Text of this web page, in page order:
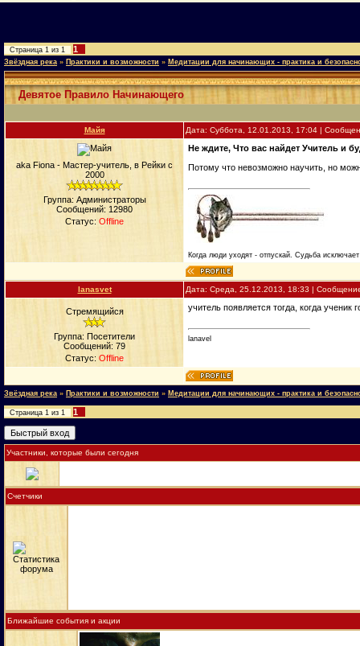
Страница 1 из 1 1
Звёздная река » Практики и возможности » Медитации для начинающих - практика и
Девятое Правило Начинающего
Майя Дата: Суббота, 12.01.2013, 17:04 |
aka Fiona - Мастер-учитель, в Рейки с
2000
Группа: Администраторы
Сообщений: 12980
Статус: Offline
Не ждите, Что вас найдет Учитель и
Потому что невозможно научить, но
Когда люди уходят - отпускай. Судьба
lanasvet Дата: Среда, 25.12.2013, 18:33 |
Стремящийся
Группа: Посетители
Сообщений: 79
Статус: Offline
учитель появляется тогда, когда ученик
lanavel
Звёздная река » Практики и возможности » Медитации для начинающих - практика и
Страница 1 из 1 1
Участники, которые были сегодня
Счетчики
Ближайшие события и акции